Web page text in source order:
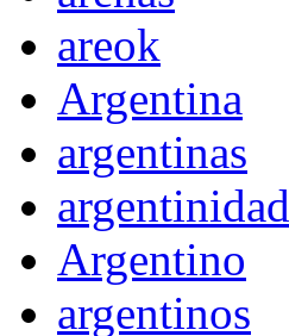
areok
Argentina
argentinas
argentinidad
Argentino
argentinos